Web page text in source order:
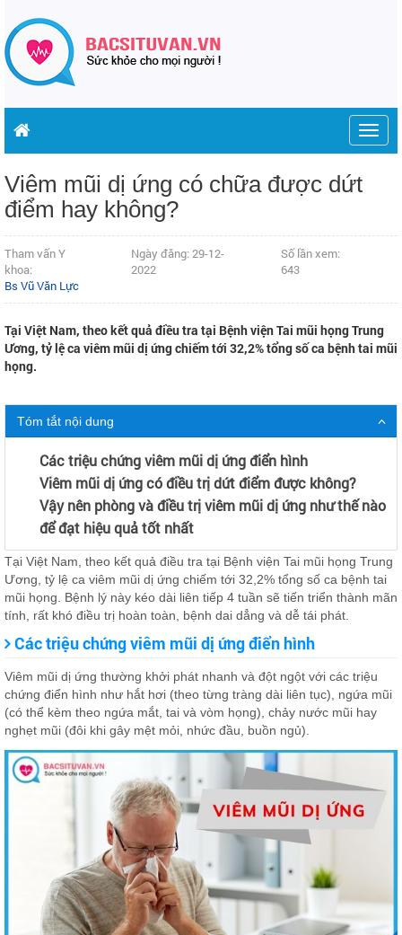
Viêm mũi dị ứng có chữa được dứt
điểm hay không?
Tham vấn Y
khoa:
Bs Vũ Văn Lực
Ngày đăng: 29-12-
2022
Số lần xem:
643
Tại Việt Nam, theo kết quả điều tra tại Bệnh viện Tai mũi họng Trung
Ương, tỷ lệ ca viêm mũi dị ứng chiếm tới 32,2% tổng số ca bệnh tai mũi
họng.
Tóm tắt nội dung
Các triệu chứng viêm mũi dị ứng điển hình
Viêm mũi dị ứng có điều trị dứt điểm được không?
Vậy nên phòng và điều trị viêm mũi dị ứng như thế nào
để đạt hiệu quả tốt nhất
Tại Việt Nam, theo kết quả điều tra tại Bệnh viện Tai mũi họng Trung
Ương, tỷ lệ ca viêm mũi dị ứng chiếm tới 32,2% tổng số ca bệnh tai
mũi họng. Bệnh lý này kéo dài liên tiếp 4 tuần sẽ tiến triển thành mãn
tính, rất khó điều trị hoàn toàn, bệnh dai dẳng và dễ tái phát.
Các triệu chứng viêm mũi dị ứng điển hình
Viêm mũi dị ứng thường khởi phát nhanh và đột ngột với các triệu
chứng điển hình như hắt hơi (theo từng tràng dài liên tục), ngứa mũi
(có thể kèm theo ngứa mắt, tai và vòm họng), chảy nước mũi hay
nghẹt mũi (đôi khi gây mệt mỏi, nhức đầu, buồn ngủ).